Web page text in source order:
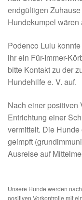
Tierschutz
Schutzgebühr
Unsere Notnasen
Notnasen in
Notnasen noch im
Wichtige Gedanken
endgültigen
Hundekumpel
Podenco Lulu
ihr ein Für-Immer-
bitte Kontakt zu der
Hundehilfe e. V. auf.
Nach einer positiven
Entrichtung einer
vermittelt. Die
geimpft
Ausreise auf
Unsere Hunde werden
positiven Vorkontrolle mit